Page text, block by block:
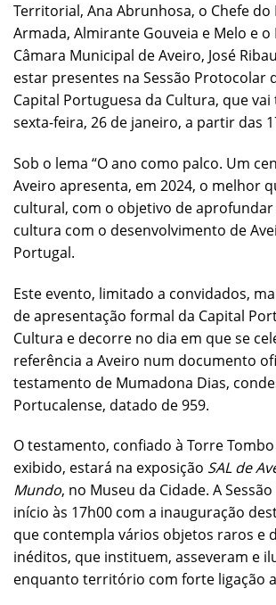
Territorial, Ana Abrunhosa, o Chefe do
Armada, Almirante Gouveia e Melo e o
Câmara Municipal de Aveiro, José
estar presentes na Sessão Protocolar
Capital Portuguesa da Cultura, que
sexta-feira, 26 de janeiro, a partir das
Sob o lema “O ano como palco. Um
Aveiro apresenta, em 2024, o melhor
cultural, com o objetivo de aprofundar
cultura com o desenvolvimento de
Portugal.
Este evento, limitado a convidados,
de apresentação formal da Capital
Cultura e decorre no dia em que se
referência a Aveiro num documento
testamento de Mumadona Dias,
Portucalense, datado de 959.
O testamento, confiado à Torre
exibido, estará na exposição SAL de
Mundo, no Museu da Cidade. A
início às 17h00 com a inauguração
que contempla vários objetos raros e
inéditos, que instituem, asseveram e
enquanto território com forte ligação